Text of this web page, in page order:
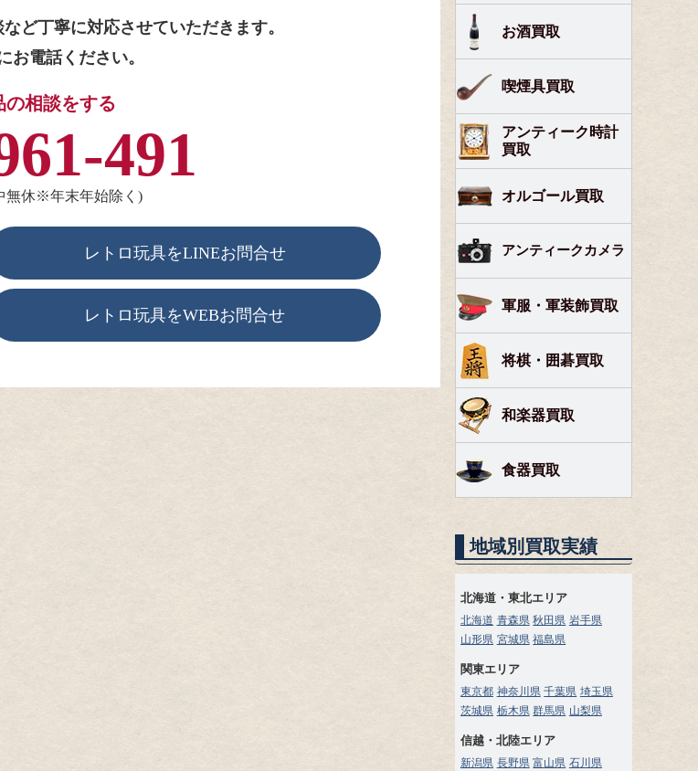
など丁寧に対応させていただきます。
お電話ください。
の相談をする
491
無休※年末年始除く)
レトロ玩具をLINEお問合せ
レトロ玩具をWEBお問合せ
お酒買取
喫煙具買取
アンティーク時計
買取
オルゴール買取
アンティークカメラ
軍服・軍装飾買取
将棋・囲碁買取
和楽器買取
食器買取
地域別買取実績
北海道・東北エリア
北海道 青森県 秋田県 岩手県
山形県 宮城県 福島県
関東エリア
東京都 神奈川県 千葉県 埼玉県
茨城県 栃木県 群馬県 山梨県
信越・北陸エリア
新潟県 長野県 富山県 石川県